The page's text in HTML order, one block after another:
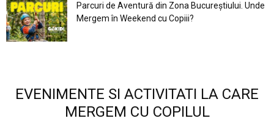
Parcuri de Aventură din Zona Bucureştiului. Unde
Mergem în Weekend cu Copiii?
EVENIMENTE SI ACTIVITATI LA CARE
MERGEM CU COPILUL